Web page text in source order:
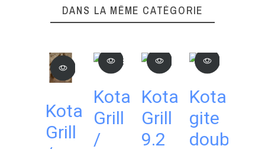
DANS LA MÊME CATÉGORIE
Kota
Grill
Kota
Grill
/
Kota
Grill
9.2
Kota
gite
double